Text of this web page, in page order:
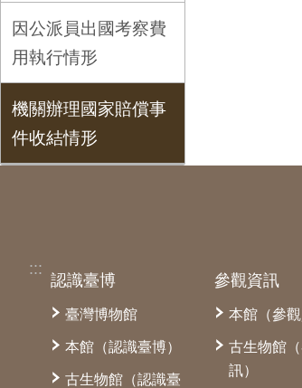
因公派員出國考察費
用執行情形
機關辦理國家賠償事
件收結情形
:::
認識臺博
臺灣博物館
本館（認識臺博）
古生物館（認識臺
參觀資訊
本館（參觀
古生物館
訊）